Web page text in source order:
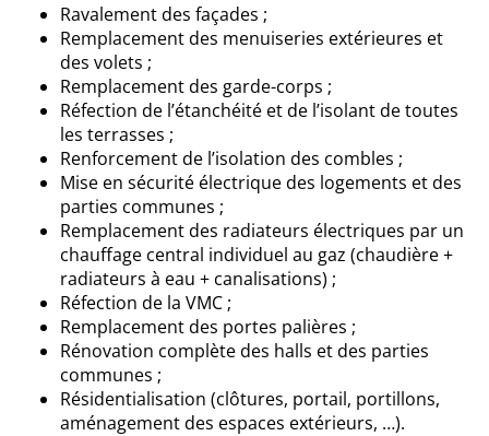
Ravalement des façades ;
Remplacement des menuiseries extérieures et
des volets ;
Remplacement des garde-corps ;
Réfection de l’étanchéité et de l’isolant de toutes
les terrasses ;
Renforcement de l’isolation des combles ;
Mise en sécurité électrique des logements et des
parties communes ;
Remplacement des radiateurs électriques par un
chauffage central individuel au gaz (chaudière +
radiateurs à eau + canalisations) ;
Réfection de la VMC ;
Remplacement des portes palières ;
Rénovation complète des halls et des parties
communes ;
Résidentialisation (clôtures, portail, portillons,
aménagement des espaces extérieurs, …).